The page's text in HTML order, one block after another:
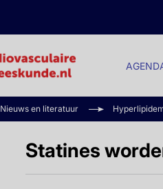
Nieuws en literatuur
Statines